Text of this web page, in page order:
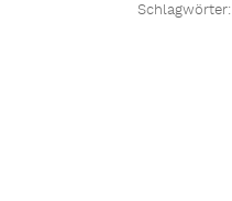
Schlagwörter: